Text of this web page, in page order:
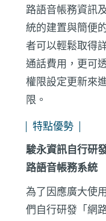
路語音帳務資訊
統的建置與簡便
者可以輕鬆取得
通話費用，更可
權限設定更新來
限。
特點優勢
駿永資訊自行研
路語音帳務系統
為了因應廣大使
們自行研發「網